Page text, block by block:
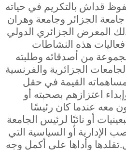
قداش بالتكريم في حياته
الجزائر وجامعة وهران
المعرض الجزائري الدولي
هذه النشاطات
مجموعة من أصدقائه وطلبته
الجزائرية والفرنسية
القيمة في حقل
اعتزازهم بصحبته أو
معه عندما كان رئيسًا
أو نائبًا لرئيس الجامعة
الإدارية أو السياسية التي
تقلدها وأداها على أكمل وجه.